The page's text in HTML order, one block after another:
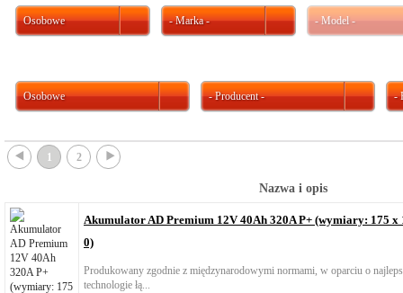
Osobowe - Marka - - Model -
Osobowe - Producent - -
{ 1 2 }
Nazwa i opis
Akumulator AD Premium 12V 40Ah 320A P+ (wymiary: 175 x
0)
Produkowany zgodnie z międzynarodowymi normami, w oparciu o
technologie łą...